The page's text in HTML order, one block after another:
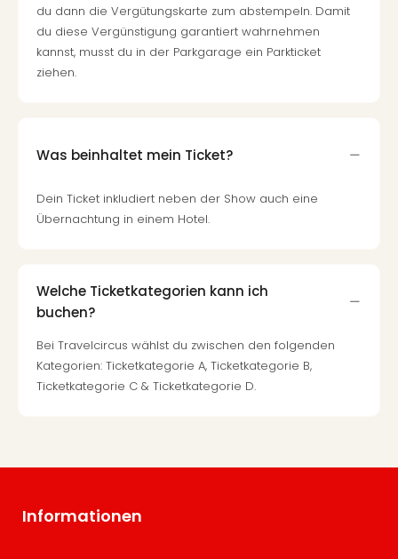
du dann die Vergütungskarte zum abstempeln. Damit
du diese Vergünstigung garantiert wahrnehmen
kannst, musst du in der Parkgarage ein Parkticket
ziehen.
Was beinhaltet mein Ticket?
Dein Ticket inkludiert neben der Show auch eine
Übernachtung in einem Hotel.
Welche Ticketkategorien kann ich
buchen?
Bei Travelcircus wählst du zwischen den folgenden
Kategorien: Ticketkategorie A, Ticketkategorie B,
Ticketkategorie C & Ticketkategorie D.
Informationen